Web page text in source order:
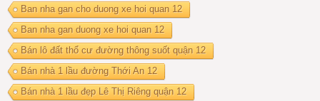
Ban nha gan cho duong xe hoi quan 12
Ban nha gan duong xe hoi quan 12
Bán lô đất thổ cư đường thông suốt quận 12
Bán nhà 1 lầu đường Thới An 12
Bán nhà 1 lầu đẹp Lê Thị Riêng quận 12